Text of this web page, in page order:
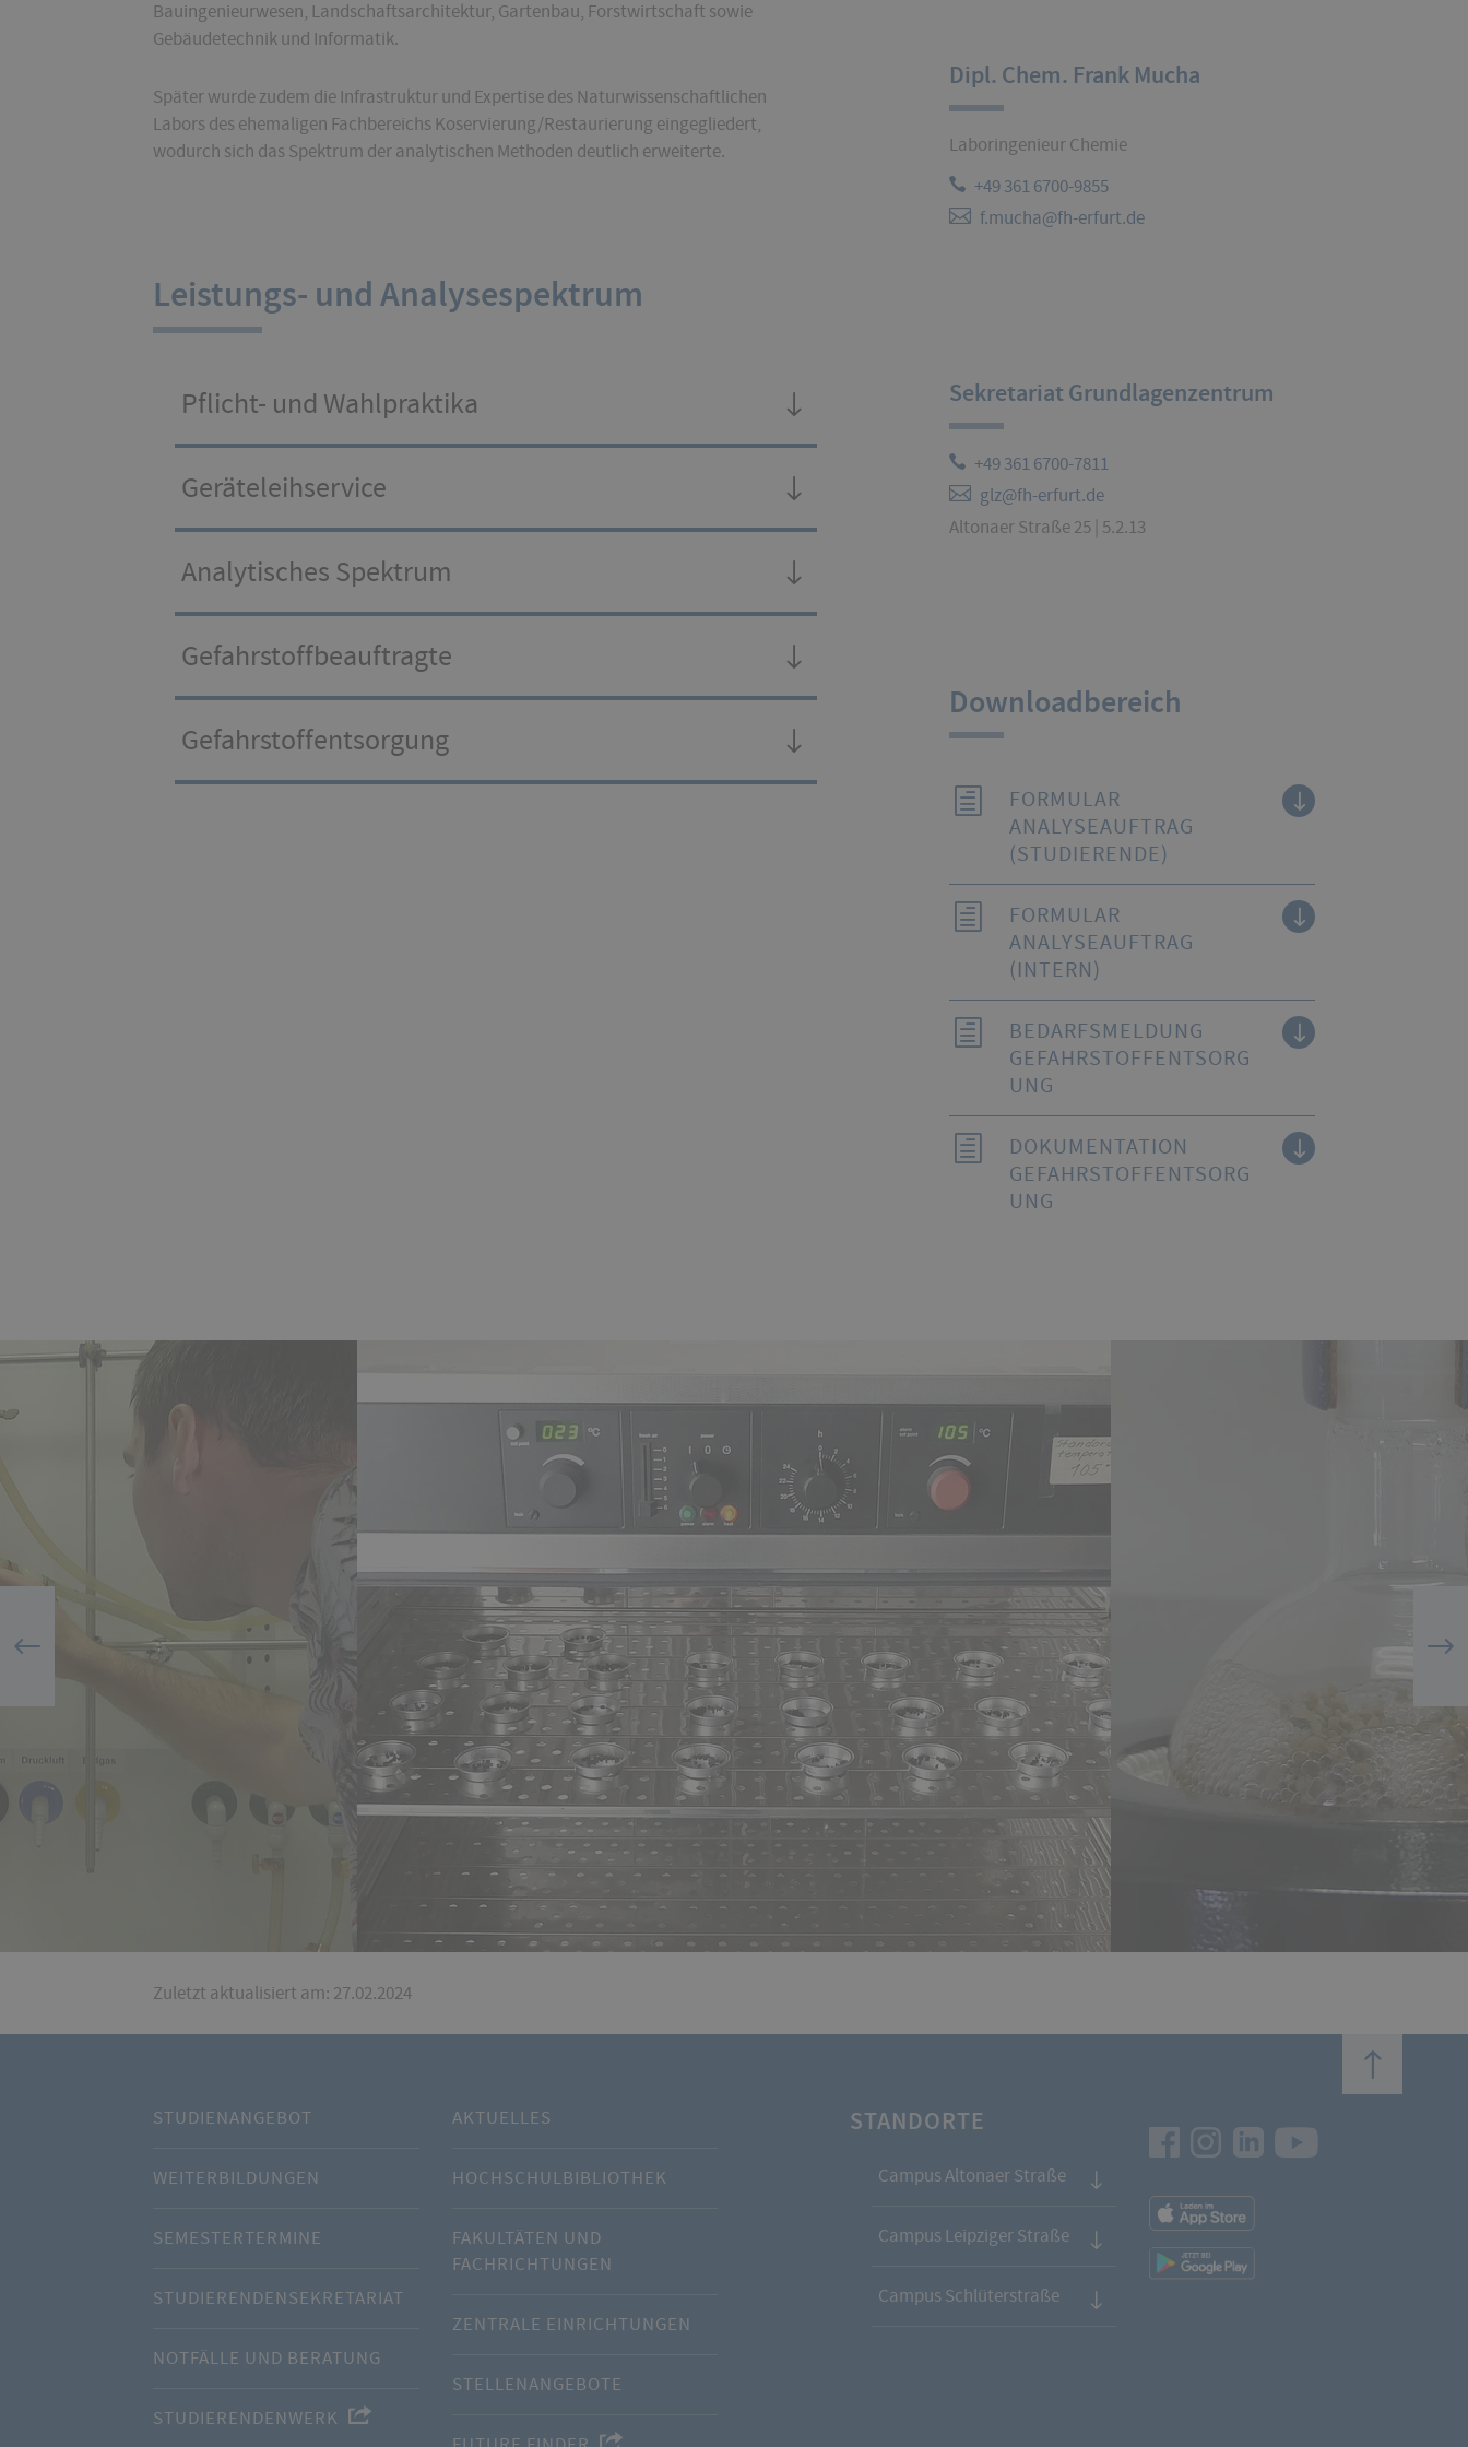
Bauingenieurwesen, Landschaftsarchitektur, Gartenbau, Forstwirtschaft sowie
Gebäudetechnik und Informatik.
Später wurde zudem die Infrastruktur und Expertise des Naturwissenschaftlichen
Labors des ehemaligen Fachbereichs Koservierung/Restaurierung eingegliedert,
wodurch sich das Spektrum der analytischen Methoden deutlich erweiterte.
Leistungs- und Analysespektrum
Pflicht- und Wahlpraktika
Geräteleihservice
Analytisches Spektrum
Gefahrstoffbeauftragte
Gefahrstoffentsorgung
Dipl. Chem. Frank Mucha
Laboringenieur Chemie
+49 361 6700-9855
f.mucha@fh-erfurt.de
Sekretariat Grundlagenzentrum
+49 361 6700-7811
glz@fh-erfurt.de
Altonaer Straße 25 | 5.2.13
Downloadbereich
FORMULAR
ANALYSEAUFTRAG
(STUDIERENDE)
FORMULAR
ANALYSEAUFTRAG
(INTERN)
BEDARFSMELDUNG
GEFAHRSTOFFENTSORG
UNG
DOKUMENTATION
GEFAHRSTOFFENTSORG
UNG
Zuletzt aktualisiert am: 27.02.2024
STUDIENANGEBOT
WEITERBILDUNGEN
SEMESTERTERMINE
STUDIERENDENSEKRETARIAT
NOTFÄLLE UND BERATUNG
STUDIERENDENWERK
AKTUELLES
HOCHSCHULBIBLIOTHEK
FAKULTÄTEN UND
FACHRICHTUNGEN
ZENTRALE EINRICHTUNGEN
STELLENANGEBOTE
STANDORTE
Campus Altonaer Straße
Campus Leipziger Straße
Campus Schlüterstraße
FacebookInstagramLinkedIn